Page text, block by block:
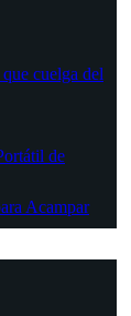
cuelga del
de
Acampar